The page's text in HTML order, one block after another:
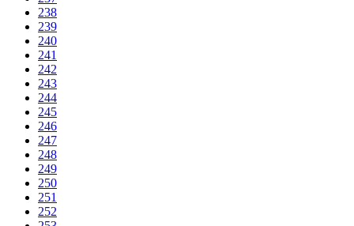
238
239
240
241
242
243
244
245
246
247
248
249
250
251
252